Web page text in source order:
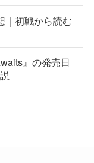
｜初戦から読む
』の発売日